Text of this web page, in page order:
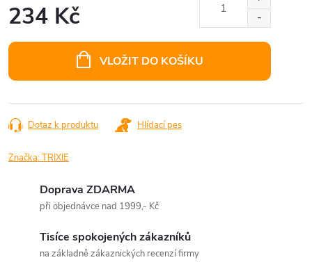
234 Kč
VLOŽIT DO KOŠÍKU
Dotaz k produktu Hlídací pes
Značka:TRIXIE
Doprava ZDARMA
při objednávce nad 1999,- Kč
Tisíce spokojených zákazníků
na základně zákaznických recenzí firmy